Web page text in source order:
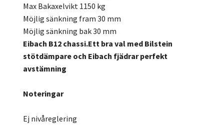
Max Bakaxelvikt 1150 kg
Möjlig sänkning fram 30 mm
Möjlig sänkning bak 30 mm
Eibach B12 chassi.Ett bra val med Bilstein
stötdämpare och Eibach fjädrar perfekt
avstämning
Noteringar
Ej nivåreglering